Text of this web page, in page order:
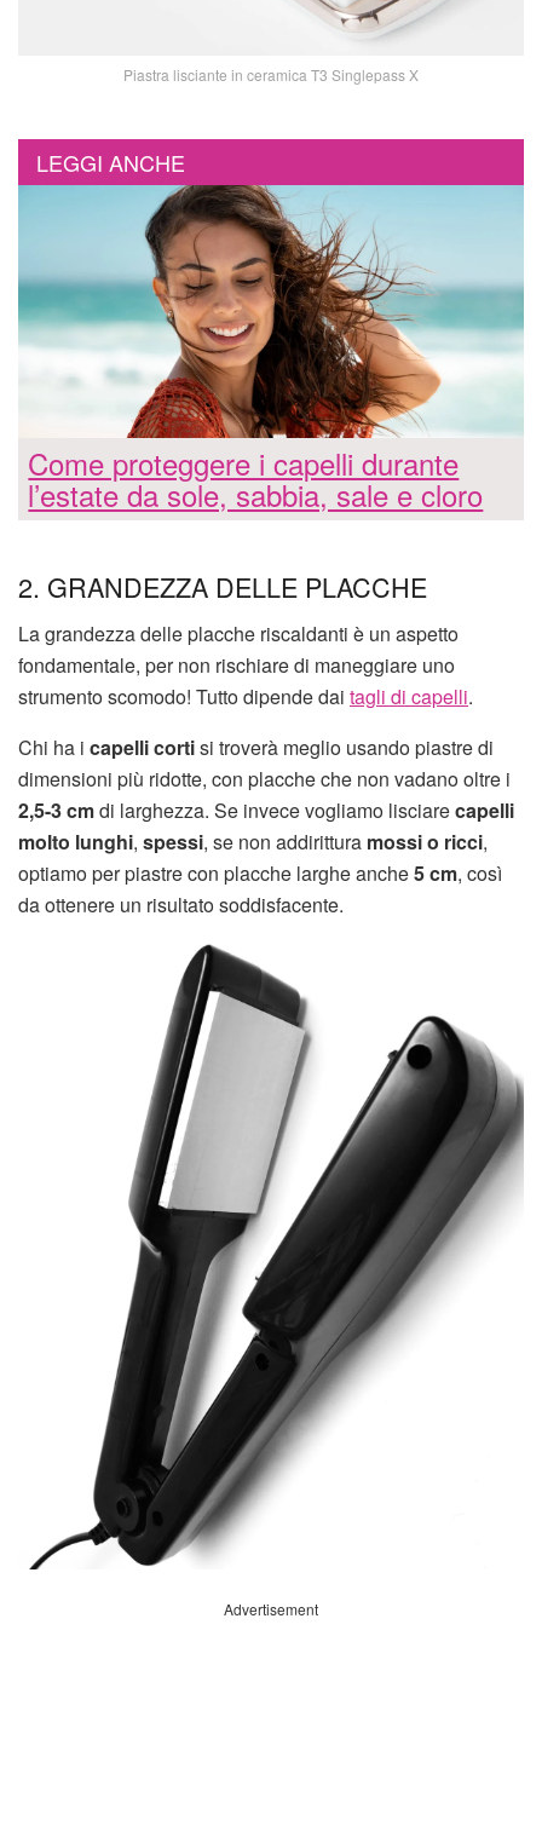
Piastra lisciante in ceramica T3 Singlepass X
LEGGI ANCHE
Come proteggere i capelli durante
l’estate da sole, sabbia, sale e cloro
2. GRANDEZZA DELLE PLACCHE
La grandezza delle placche riscaldanti è un aspetto
fondamentale, per non rischiare di maneggiare uno
strumento scomodo! Tutto dipende dai tagli di capelli.
Chi ha i capelli cortisi troverà meglio usando piastre di
dimensioni più ridotte, con placche che non vadano oltre i
2,5-3 cmdi larghezza. Se invece vogliamo lisciarecapelli
molto lunghi, spessi, se non addirittura mossi o ricci,
optiamo per piastre con placche larghe anche5 cm, così
da ottenere un risultato soddisfacente.
Advertisement